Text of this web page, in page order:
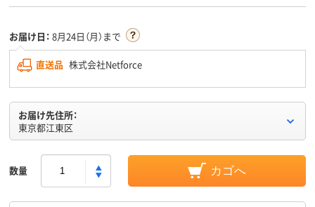
お届け日： 8月24日（月）まで
直送品 株式会社Netforce
お届け先住所：
東京都江東区
数量 カゴへ